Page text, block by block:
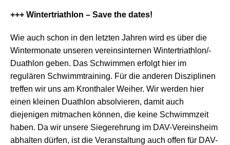
+++ Wintertriathlon – Save the dates!
Wie auch schon in den letzten Jahren wird es über die
Wintermonate unseren vereinsinternen Wintertriathlon/-
Duathlon geben. Das Schwimmen erfolgt hier im
regulären Schwimmtraining. Für die anderen Disziplinen
treffen wir uns am Kronthaler Weiher. Wir werden hier
einen kleinen Duathlon absolvieren, damit auch
diejenigen mitmachen können, die keine Schwimmzeit
haben. Da wir unsere Siegerehrung im DAV-Vereinsheim
abhalten dürfen, ist die Veranstaltung auch offen für DAV-